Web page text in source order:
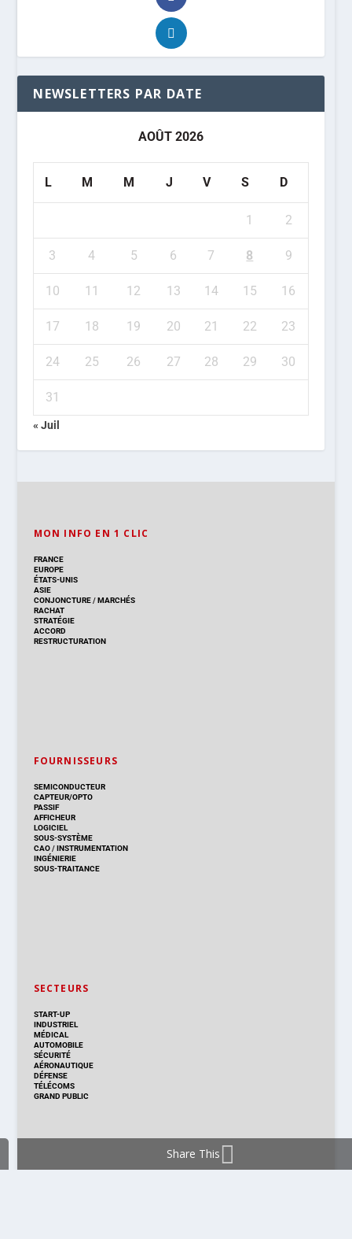
NEWSLETTERS PAR DATE
AOÛT 2026
L M M J V S D
1 2
3 4 5 6 7 8 9
10 11 12 13 14 15 16
17 18 19 20 21 22 23
24 25 26 27 28 29 30
31
« Juil
MON INFO EN 1 CLIC
FRANCE
EUROPE
ÉTATS-UNIS
ASIE
CONJONCTURE/MARCHÉS
RACHAT
STRATÉGIE
ACCORD
RESTRUCTURATION
FOURNISSEURS
SEMICONDUCTEUR
CAPTEUR/OPTO
PASSIF
AFFICHEUR
LOGICIEL
SOUS-SYSTÈME
CAO/INSTRUMENTATION
INGÉNIERIE
SOUS-TRAITANCE
SECTEURS
START-UP
INDUSTRIEL
MÉDICAL
AUTOMOBILE
SÉCURITÉ
AÉRONAUTIQUE
DÉFENSE
TÉLÉCOMS
GRAND PUBLIC
Share This